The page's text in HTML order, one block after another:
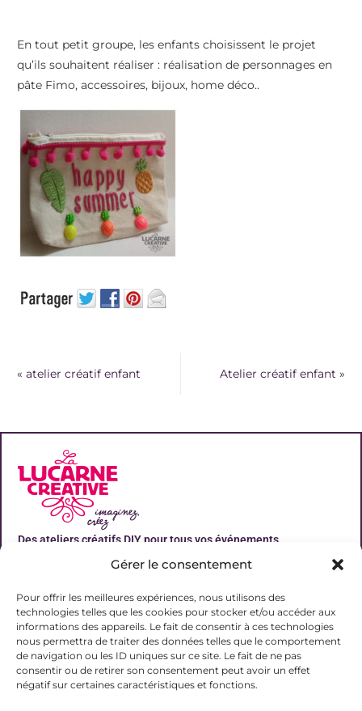
Gérer le consentement
Pour offrir les meilleures expériences, nous utilisons des
technologies telles que les cookies pour stocker et/ou accéder aux
informations des appareils. Le fait de consentir à ces technologies
nous permettra de traiter des données telles que le comportement
de navigation ou les ID uniques sur ce site. Le fait de ne pas
consentir ou de retirer son consentement peut avoir un effet
négatif sur certaines caractéristiques et fonctions.
En tout petit groupe, les enfants choisissent le projet
qu’ils souhaitent réaliser : réalisation de personnages en
pâte Fimo, accessoires, bijoux, home déco..
« atelier créatif enfant Atelier créatif enfant »
Des ateliers créatifs DIY pour tous vos événements
Liens utiles
Contact
06 31 19 51 92